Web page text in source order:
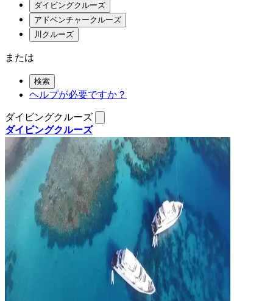
ダイビングクルーズ
アドベンチャークルーズ
川クルーズ
または
検索
ヘルプが必要ですか？
ダイビングクルーズ
ダイビングクルーズ